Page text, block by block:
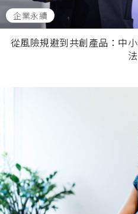
企業永續
從風險規避到共創產品：中
法